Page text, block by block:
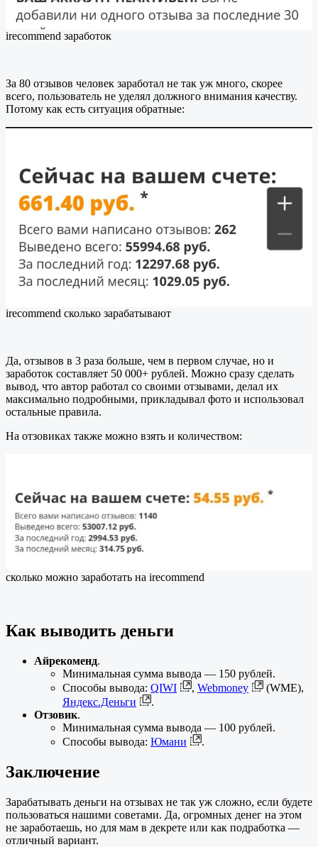
irecommend заработок
За 80 отзывов человек заработал не так уж много, скорее
всего, пользователь не уделял должного внимания качеству.
Потому как есть ситуация обратные:
irecommend сколько зарабатывают
Да, отзывов в 3 раза больше, чем в первом случае, но и
заработок составляет 50 000+ рублей. Можно сразу сделать
вывод, что автор работал со своими отзывами, делал их
максимально подробными, прикладывал фото и использовал
остальные правила.
На отзовиках также можно взять и количеством:
сколько можно заработать на irecommend
Как выводить деньги
Айрекоменд.
Минимальная сумма вывода — 150 рублей.
Способы вывода: QIWI , Webmoney
(WME),
Яндекс.Деньги
.
Отзовик.
Минимальная сумма вывода — 100 рублей.
Способы вывода: Юмани .
Заключение
Зарабатывать деньги на отзывах не так уж сложно, если будете
пользоваться нашими советами. Да, огромных денег на этом
не заработаешь, но для мам в декрете или как подработка —
отличный вариант.